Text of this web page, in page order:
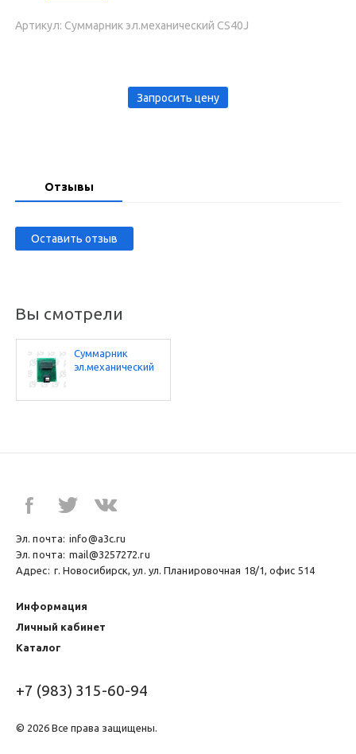
Артикул: Суммарник эл.механический CS40J
Запросить цену
Отзывы
Оставить отзыв
Вы смотрели
Суммарник
эл.механический
Эл. почта: info@a3c.ru
Эл. почта: mail@3257272.ru
Адрес: г. Новосибирск, ул. ул. Планировочная 18/1, офис 514
Информация
Личный кабинет
Каталог
+7 (983) 315-60-94
© 2026 Все права защищены.